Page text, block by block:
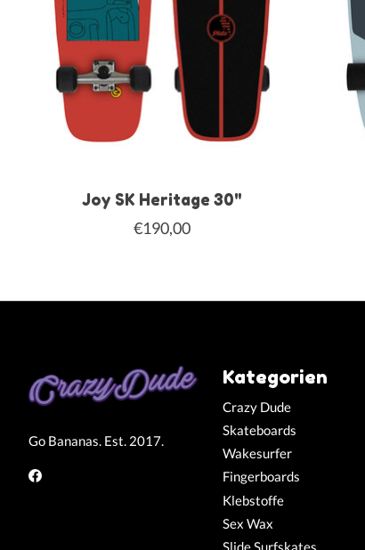
Joy SK Heritage 30"
€190,00
Go Bananas. Est. 2017.
Kategorien
Crazy Dude
Skateboards
Wakesurfer
Fingerboards
Klebstoffe
Sex Wax
Slide Surfskates